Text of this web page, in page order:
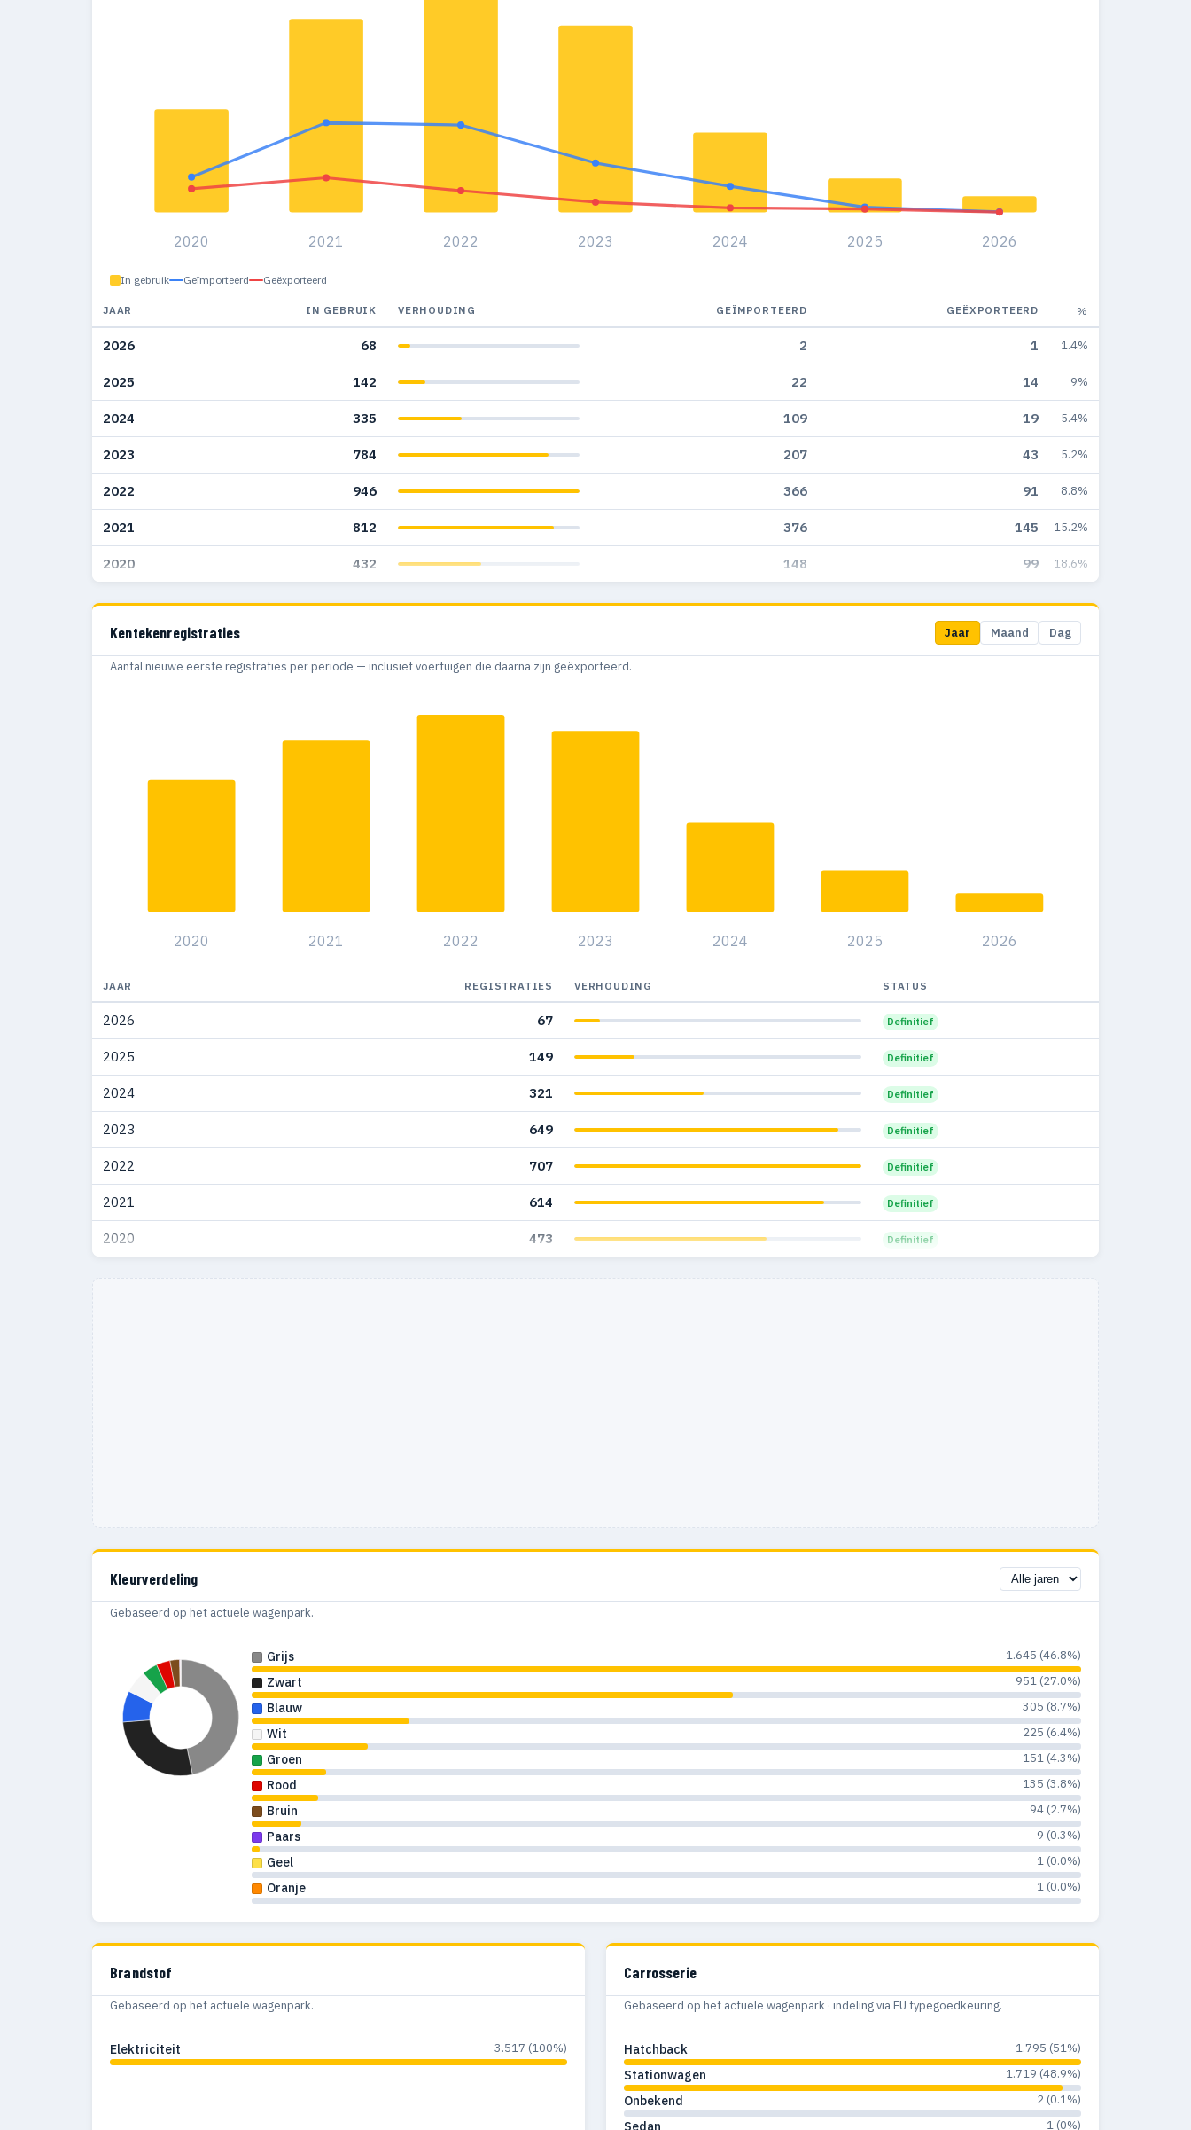
2020 2021 2022 2023 2024 2025 2026
In gebruik Geïmporteerd Geëxporteerd
JAAR IN GEBRUIK VERHOUDING GEÏMPORTEERD GEËXPORTEERD %
2026 68 2 1 1.4%
2025 142 22 14 9%
2024 335 109 19 5.4%
2023 784 207 43 5.2%
2022 946 366 91 8.8%
2021 812 376 145 15.2%
2020 432 148 99 18.6%
Kentekenregistraties Jaar Maand Dag
Aantal nieuwe eerste registraties per periode — inclusief voertuigen die daarna zijn geëxporteerd.
2020 2021 2022 2023 2024 2025 2026
JAAR REGISTRATIES VERHOUDING STATUS
2026 67 Definitief
2025 149 Definitief
2024 321 Definitief
2023 649 Definitief
2022 707 Definitief
2021 614 Definitief
2020 473 Definitief
Kleurverdeling
Gebaseerd op het actuele wagenpark.
Grijs 1.645 (46.8%)
Zwart 951 (27.0%)
Blauw 305 (8.7%)
Wit 225 (6.4%)
Groen 151 (4.3%)
Rood 135 (3.8%)
Bruin 94 (2.7%)
Paars 9 (0.3%)
Geel 1 (0.0%)
Oranje 1 (0.0%)
Brandstof
Gebaseerd op het actuele wagenpark.
Elektriciteit 3.517 (100%)
Carrosserie
Gebaseerd op het actuele wagenpark · indeling via EU typegoedkeuring.
Hatchback 1.795 (51%)
Stationwagen 1.719 (48.9%)
Onbekend 2 (0.1%)
Sedan 1 (0%)